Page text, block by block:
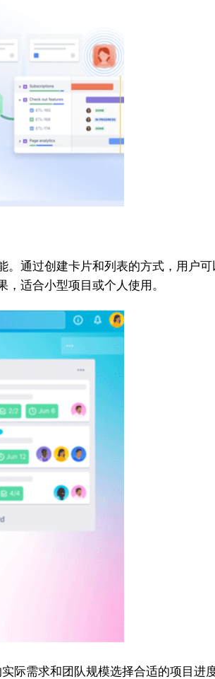
通过创建卡片和列表的方式，用户
适合小型项目或个人使用。
际需求和团队规模选择合适的项目进